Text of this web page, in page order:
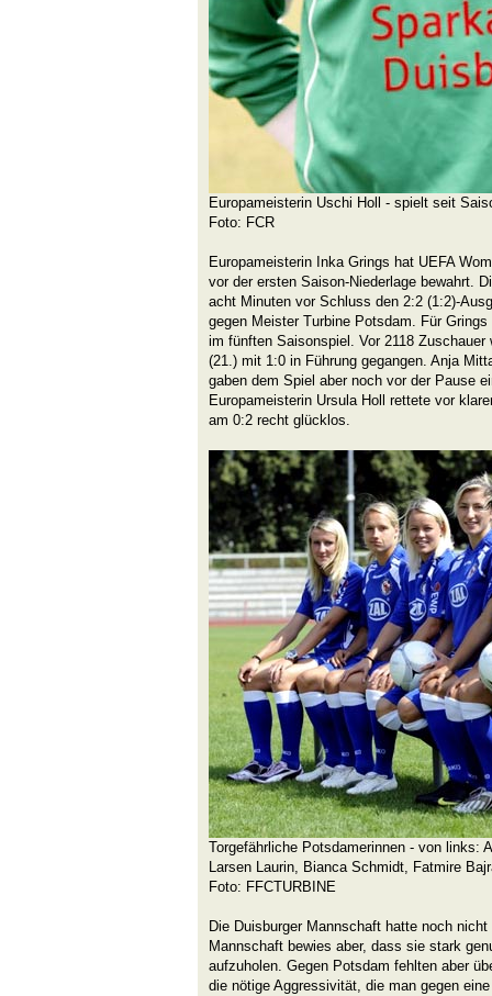
Europameisterin Uschi Holl - spielt seit
Foto: FCR
Europameisterin Inka Grings hat UEFA
vor der ersten Saison-Niederlage bewahrt.
acht Minuten vor Schluss den 2:2 (1:2)-
gegen Meister Turbine Potsdam. Für
im fünften Saisonspiel. Vor 2118
(21.) mit 1:0 in Führung gegangen. Anja
gaben dem Spiel aber noch vor der Pause
Europameisterin Ursula Holl rettete vor
am 0:2 recht glücklos.
Torgefährliche Potsdamerinnen - von links:
Larsen Laurin, Bianca Schmidt, Fatmire
Foto: FFCTURBINE
Die Duisburger Mannschaft hatte noch
Mannschaft bewies aber, dass sie stark
aufzuholen. Gegen Potsdam fehlten aber
die nötige Aggressivität, die man gegen